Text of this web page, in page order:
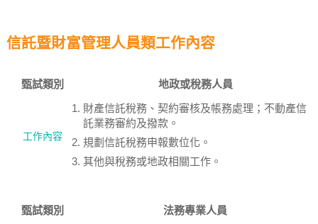
信託暨財富管理人員類工作內容
甄試類別 地政或稅務人員
工作內容
財產信託稅務、契約審核及帳務處理；不動產信
託業務審約及撥款。
規劃信託稅務申報數位化。
其他與稅務或地政相關工作。
甄試類別 法務專業人員